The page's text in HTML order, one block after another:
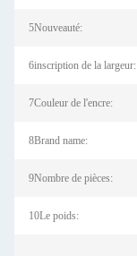
5Nouveauté:
6inscription de la largeur:
7Couleur de l'encre:
8Brand name:
9Nombre de pièces:
10Le poids: